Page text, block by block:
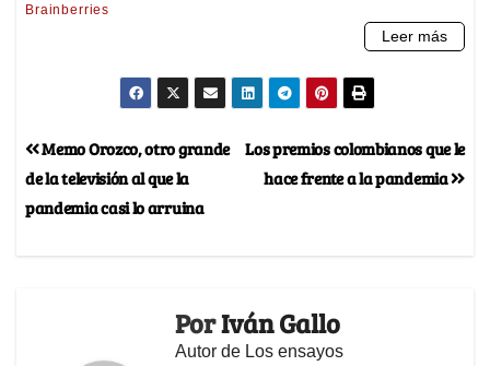
Los premios colombianos que le
hace frente a la pandemia
Memo Orozco, otro grande
de la televisión al que la
pandemia casi lo arruina
PorIván Gallo
Autor de Los ensayos